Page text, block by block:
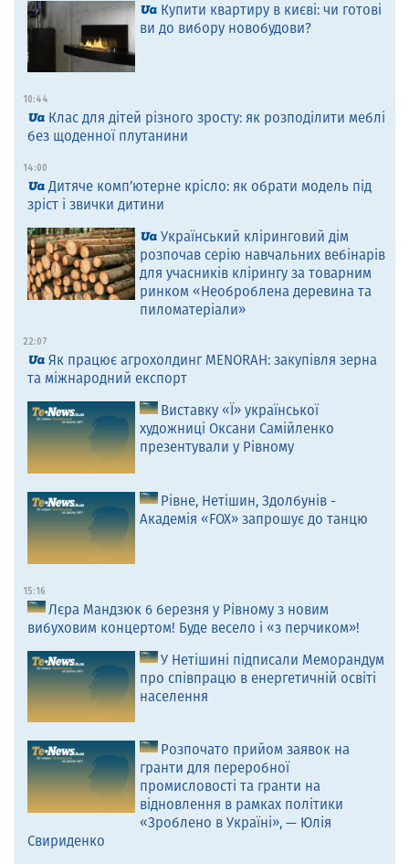
Купити квартиру в києві: чи готові
ви до вибору новобудови?
10:44
Клас для дітей різного зросту: як розподілити меблі
без щоденної плутанини
14:00
Дитяче комп’ютерне крісло: як обрати модель під
зріст і звички дитини
Український кліринговий дім
розпочав серію навчальних вебінарів
для учасників клірингу за товарним
ринком «Необроблена деревина та
пиломатеріали»
22:07
Як працює агрохолдинг MENORAH: закупівля зерна
та міжнародний експорт
Виставку «Ї» української
художниці Оксани Самійленко
презентували у Рівному
Рівне, Нетішин, Здолбунів -
Академія «FOX» запрошує до танцю
15:16
Лєра Мандзюк 6 березня у Рівному з новим
вибуховим концертом! Буде весело і «з перчиком»!
У Нетішині підписали Меморандум
про співпрацю в енергетичній освіті
населення
Розпочато прийом заявок на
гранти для переробної
промисловості та гранти на
відновлення в рамках політики
«Зроблено в Україні», — Юлія
Свириденко